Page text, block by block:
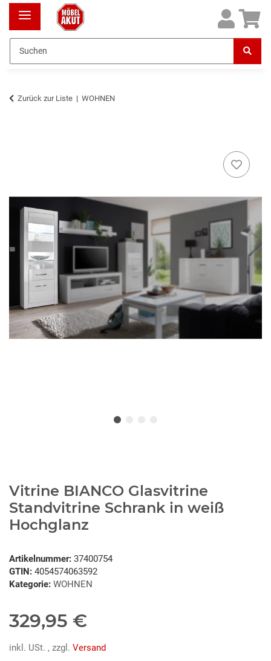
Zurück zur Liste WOHNEN
Vitrine BIANCO Glasvitrine
Standvitrine Schrank in weiß
Hochglanz
Artikelnummer: 37400754
GTIN: 4054574063592
Kategorie: WOHNEN
329,95 €
inkl. USt. , zzgl. Versand